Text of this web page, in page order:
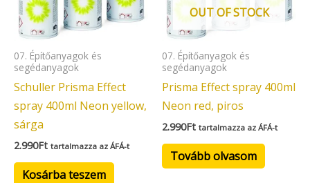
07. Építőanyagok és
segédanyagok
Schuller Prisma Effect
spray 400ml Neon yellow,
sárga
2.990Ft tartalmazza az ÁFÁ-t
Kosárba teszem
OUT OF STOCK
07. Építőanyagok és
segédanyagok
Prisma Effect spray 400ml
Neon red, piros
2.990Ft tartalmazza az ÁFÁ-t
Tovább olvasom